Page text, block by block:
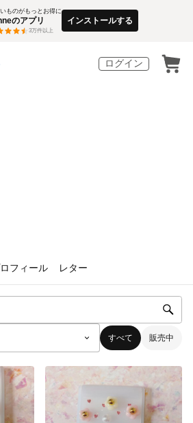
ものがもっとお得に
のアプリ
3万件以上
インストールする
ログイン
フィール レター
すべて 販売中